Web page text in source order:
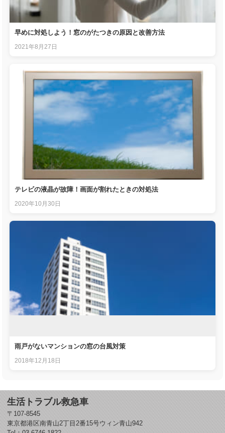
早めに対処しよう！窓のがたつきの原因と改善方法
2021年8月27日
テレビの液晶が故障！画面が割れたときの対処法
2020年10月30日
雨戸がないマンションの窓の台風対策
2018年12月18日
生活トラブル救急車
〒107-8545
東京都港区南青山2丁目2番15号ウィン青山942